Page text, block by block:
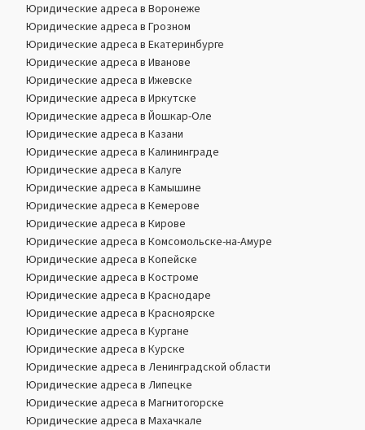
Юридические адреса в Воронеже
Юридические адреса в Грозном
Юридические адреса в Екатеринбурге
Юридические адреса в Иванове
Юридические адреса в Ижевске
Юридические адреса в Иркутске
Юридические адреса в Йошкар-Оле
Юридические адреса в Казани
Юридические адреса в Калининграде
Юридические адреса в Калуге
Юридические адреса в Камышине
Юридические адреса в Кемерове
Юридические адреса в Кирове
Юридические адреса в Комсомольске-на-Амуре
Юридические адреса в Копейске
Юридические адреса в Костроме
Юридические адреса в Краснодаре
Юридические адреса в Красноярске
Юридические адреса в Кургане
Юридические адреса в Курске
Юридические адреса в Ленинградской области
Юридические адреса в Липецке
Юридические адреса в Магнитогорске
Юридические адреса в Махачкале